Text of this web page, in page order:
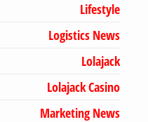
Lifestyle
Logistics News
Lolajack
Lolajack Casino
Marketing News